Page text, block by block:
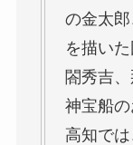
の金太
を描い
閤秀吉
神宝船の
高知で